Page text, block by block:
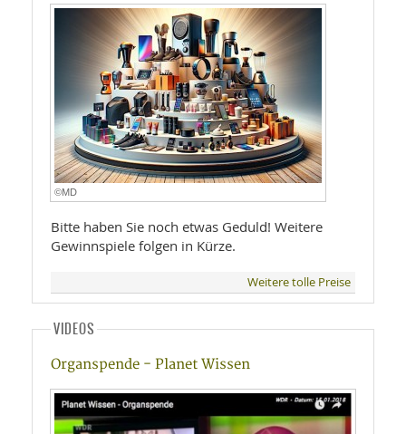
©MD
Bitte haben Sie noch etwas Geduld! Weitere
Gewinnspiele folgen in Kürze.
Weitere tolle Preise
VIDEOS
Organspende - Planet Wissen